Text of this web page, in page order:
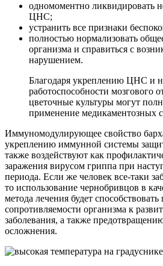
одномоментно ликвидировать
ЦНС;
устранить все признаки
полностью нормализовать
организма и справиться с
нарушением.
Благодаря укреплению ЦНС и
работоспособности мозгового
цветочные культуры могут
применение медикаментозных
Иммуномодулирующее свойство
укреплению иммунной системы
также воздействуют как
заражения вирусом гриппа при
периода. Если же человек все-таки
то использование чернобривцов в
метода лечения будет
сопротивляемости организма к
заболевания, а также
осложнения.